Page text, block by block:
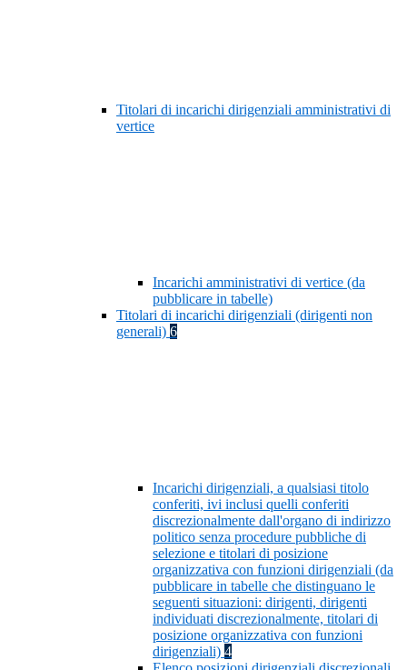
Titolari di incarichi dirigenziali amministrativi di
vertice
Incarichi amministrativi di vertice (da
pubblicare in tabelle)
Titolari di incarichi dirigenziali (dirigenti non
generali) 6
Incarichi dirigenziali, a qualsiasi titolo
conferiti, ivi inclusi quelli conferiti
discrezionalmente dall'organo di indirizzo
politico senza procedure pubbliche di
selezione e titolari di posizione
organizzativa con funzioni dirigenziali (da
pubblicare in tabelle che distinguano le
seguenti situazioni: dirigenti, dirigenti
individuati discrezionalmente, titolari di
posizione organizzativa con funzioni
dirigenziali) 4